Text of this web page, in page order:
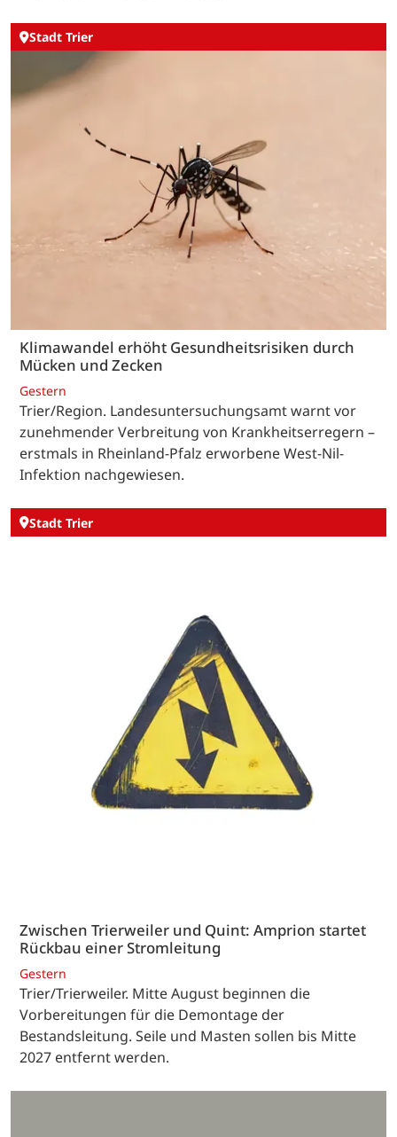
Stadt Trier
Klimawandel erhöht Gesundheitsrisiken durch
Mücken und Zecken
Gestern
Trier/Region. Landesuntersuchungsamt warnt vor
zunehmender Verbreitung von Krankheitserregern –
erstmals in Rheinland-Pfalz erworbene West-Nil-
Infektion nachgewiesen.
Stadt Trier
Zwischen Trierweiler und Quint: Amprion startet
Rückbau einer Stromleitung
Gestern
Trier/Trierweiler. Mitte August beginnen die
Vorbereitungen für die Demontage der
Bestandsleitung. Seile und Masten sollen bis Mitte
2027 entfernt werden.